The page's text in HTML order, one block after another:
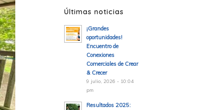
Últimas noticias
¡Grandes
oportunidades!
Encuentro de
Conexiones
Comerciales de Crear
& Crecer
9 julio, 2026 - 10:04
pm
Resultados 2025: